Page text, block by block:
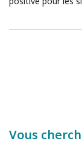
Vous